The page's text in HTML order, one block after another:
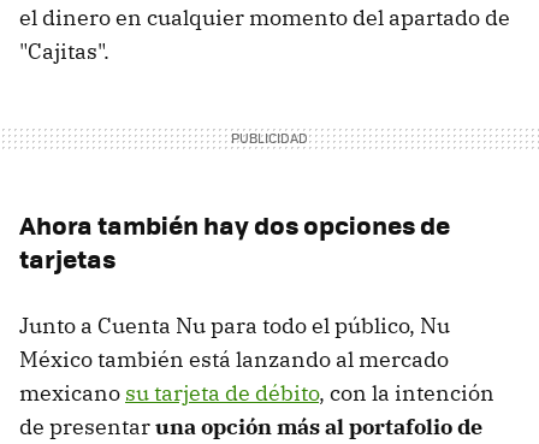
el dinero en cualquier momento del apartado de
"Cajitas".
Ahora también hay dos opciones de
tarjetas
Junto a Cuenta Nu para todo el público, Nu
México también está lanzando al mercado
mexicano su tarjeta de débito, con la intención
de presentaruna opción más al portafolio de